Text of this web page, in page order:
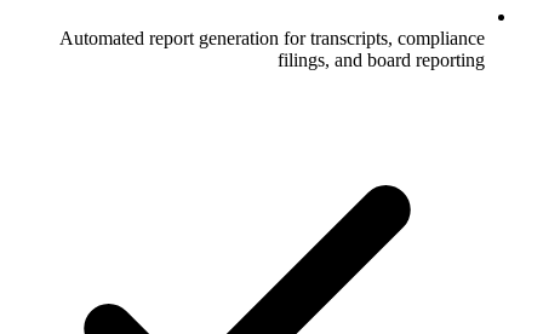
Automated report generation for transcripts, compliance
filings, and board reporting